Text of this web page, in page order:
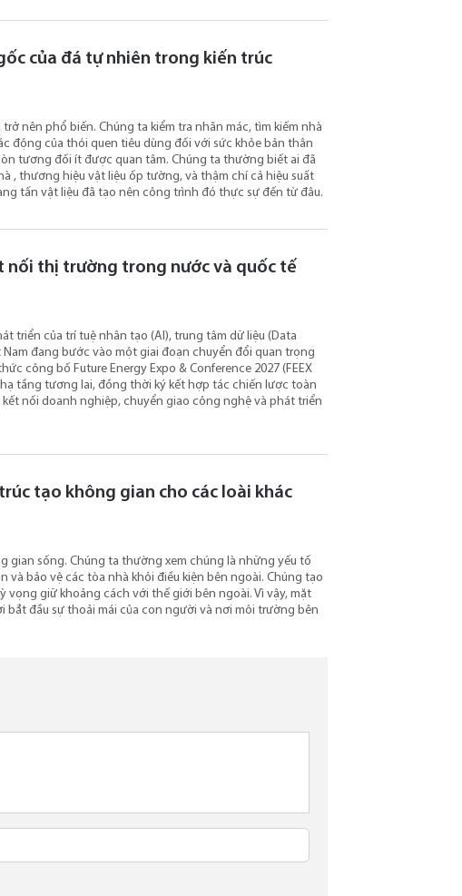
của đá tự nhiên trong kiến ​​trúc
nên phổ biến. Chúng ta kiểm tra nhãn mác, tìm kiếm nhà
động của thói quen tiêu dùng đối với sức khỏe bản thân
tương đối ít được quan tâm. Chúng ta thường biết ai đã
, thương hiệu vật liệu ốp tường, và thậm chí cả hiệu suất
tấn vật liệu đã tạo nên công trình đó thực sự đến từ đâu.
nối thị trường trong nước và quốc tế
triển của trí tuệ nhân tạo (AI), trung tâm dữ liệu (Data
đang bước vào một giai đoạn chuyển đổi quan trọng
công bố Future Energy Expo & Conference 2027 (FEEX
tầng tương lai, đồng thời ký kết hợp tác chiến lược toàn
nối doanh nghiệp, chuyển giao công nghệ và phát triển
tạo không gian cho các loài khác
gian sống. Chúng ta thường xem chúng là những yếu tố
bảo vệ các tòa nhà khỏi điều kiện bên ngoài. Chúng tạo
giữ khoảng cách với thế giới bên ngoài. Vì vậy, mặt
đầu sự thoải mái của con người và nơi môi trường bên